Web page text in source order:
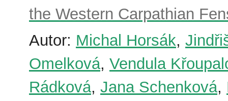
the Western Carpathian
Autor: Michal Horsák,
Omelková, Vendula
Rádková, Jana Schenková,